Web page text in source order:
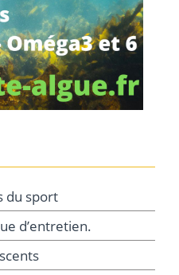
du sport
d’entretien.